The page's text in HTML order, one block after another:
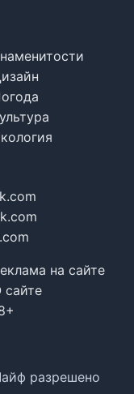
на сайте
сайте
разрешено